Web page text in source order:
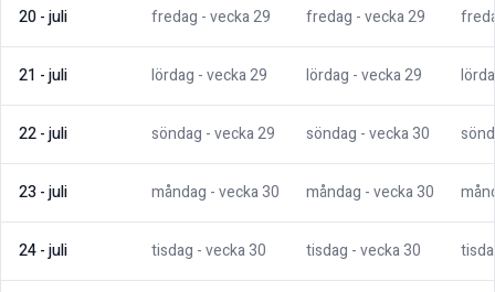
20-juli fredag - vecka29 fredag - vecka29
21 -juli lördag - vecka29 lördag - vecka29
22-juli söndag - vecka29 söndag - vecka30
23 -juli måndag - vecka30 måndag - vecka30
24-juli tisdag - vecka30 tisdag - vecka30